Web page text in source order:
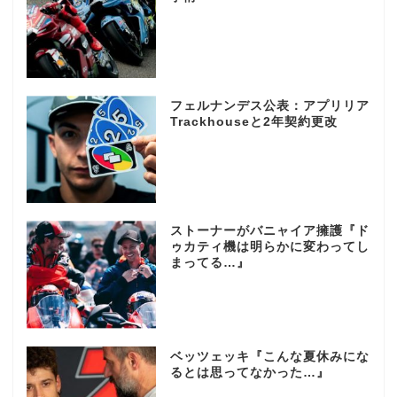
フェルナンデス公表：アプリリア
Trackhouseと2年契約更改
ストーナーがバニャイア擁護『ド
ゥカティ機は明らかに変わってし
まってる…』
ベッツェッキ『こんな夏休みにな
るとは思ってなかった…』